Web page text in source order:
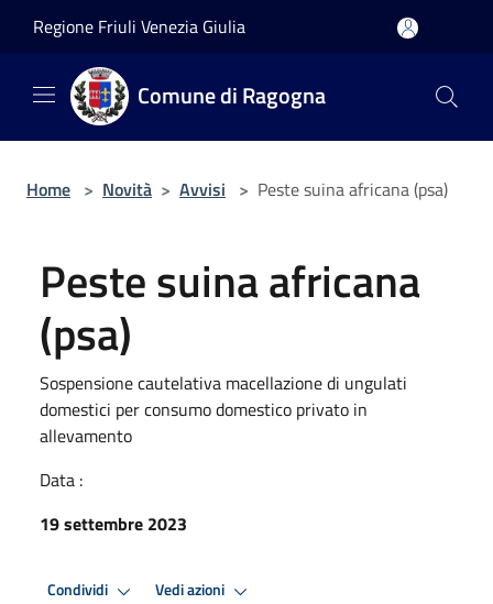
Regione Friuli Venezia Giulia
Comune di Ragogna
Home > Novità > Avvisi > Peste suina africana (psa)
Peste suina africana
(psa)
Sospensione cautelativa macellazione di ungulati
domestici per consumo domestico privato in
allevamento
Data :
19 settembre 2023
Condividi Vedi azioni